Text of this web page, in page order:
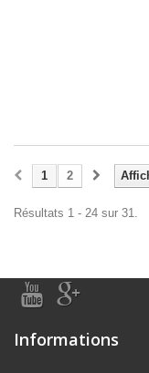
1 2
Résultats 1 - 24 sur 31.
Informations